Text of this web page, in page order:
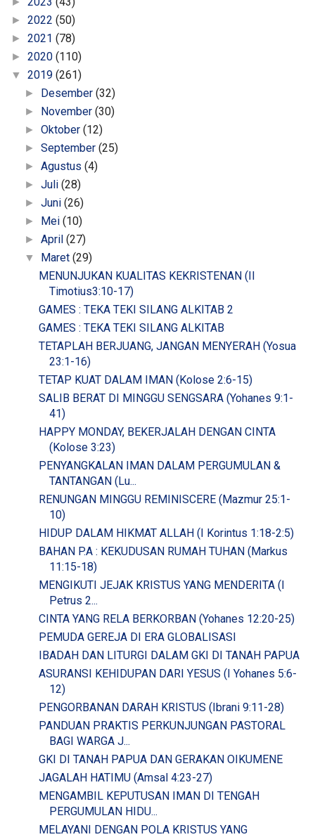
► 2022 (50)
► 2021 (78)
► 2020 (110)
▼ 2019 (261)
► Desember(32)
► November(30)
►Oktober(12)
►September(25)
►Agustus(4)
►Juli(28)
►Juni(26)
► Mei(10)
►April(27)
▼ Maret(29)
MENUNJUKAN KUALITAS KEKRISTENAN (II
Timotius3:10-17)
GAMES : TEKA TEKI SILANG ALKITAB 2
GAMES : TEKA TEKI SILANG ALKITAB
TETAPLAH BERJUANG, JANGAN MENYERAH (Yosua
23:1-16)
TETAP KUAT DALAM IMAN (Kolose 2:6-15)
SALIB BERAT DI MINGGU SENGSARA (Yohanes 9:1-
41)
HAPPY MONDAY, BEKERJALAH DENGAN CINTA
(Kolose 3:23)
PENYANGKALAN IMAN DALAM PERGUMULAN &
TANTANGAN (Lu...
RENUNGAN MINGGU REMINISCERE (Mazmur 25:1-
10)
HIDUP DALAM HIKMAT ALLAH (I Korintus 1:18-2:5)
BAHAN P.A : KEKUDUSAN RUMAH TUHAN (Markus
11:15-18)
MENGIKUTI JEJAK KRISTUS YANG MENDERITA (I
Petrus 2...
CINTA YANG RELA BERKORBAN (Yohanes 12:20-25)
PEMUDA GEREJA DI ERA GLOBALISASI
IBADAH DAN LITURGI DALAM GKI DI TANAH PAPUA
ASURANSI KEHIDUPAN DARI YESUS (I Yohanes 5:6-
12)
PENGORBANAN DARAH KRISTUS (Ibrani 9:11-28)
PANDUAN PRAKTIS PERKUNJUNGAN PASTORAL
BAGI WARGA J...
GKI DI TANAH PAPUA DAN GERAKAN OIKUMENE
JAGALAH HATIMU (Amsal 4:23-27)
MENGAMBIL KEPUTUSAN IMAN DI TENGAH
PERGUMULAN HIDU...
MELAYANI DENGAN POLA KRISTUS YANG